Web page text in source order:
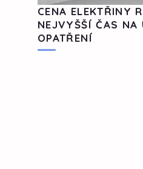
CENA ELEKTŘINY
NEJVYŠŠÍ ČAS NA
OPATŘENÍ